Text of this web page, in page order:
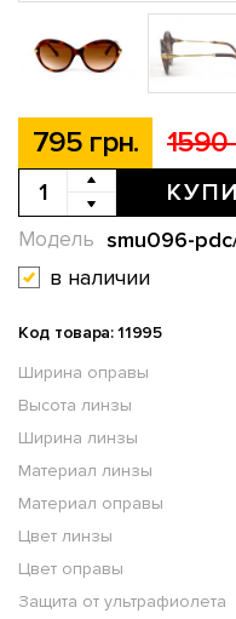
795 грн. 1590
smu096-
Модель
в наличии
Код товара: 11995
Ширина оправы
Высота линзы
Ширина линзы
Материал линзы
Материал оправы
Цвет линзы
Цвет оправы
Защита от ультрафиолета